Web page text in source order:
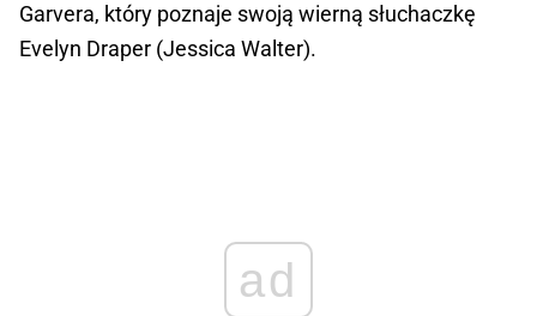
Garvera, który poznaje swoją wierną słuchaczkę
Evelyn Draper (Jessica Walter).
ad